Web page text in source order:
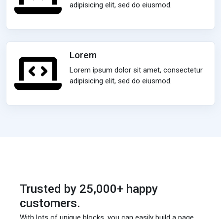
adipisicing elit, sed do eiusmod.
Lorem
Lorem ipsum dolor sit amet, consectetur
adipisicing elit, sed do eiusmod.
Trusted by 25,000+ happy
customers.